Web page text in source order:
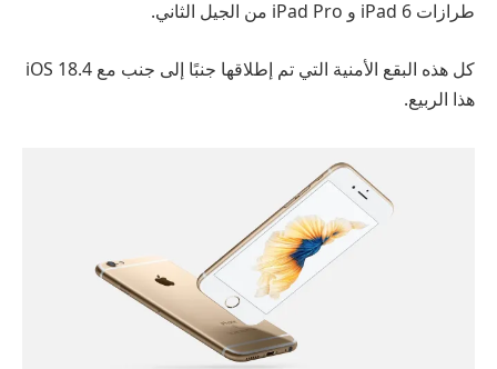
طرازات iPad 6 و iPad Pro من الجيل الثاني.
كل هذه البقع الأمنية التي تم إطلاقها جنبًا إلى جنب مع iOS 18.4
هذا الربيع.